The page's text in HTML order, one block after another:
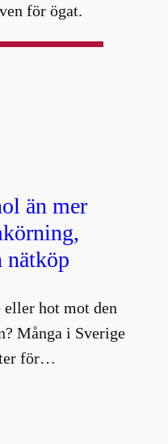
för ögat.
än mer
nätköp
hot mot den
Många i Sverige
för…